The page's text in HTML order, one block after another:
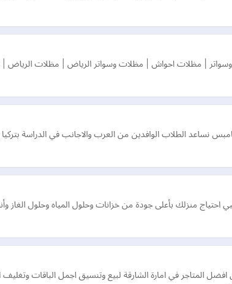
| مظلات احواش | مظلات وسواتر الرياض | مظلات
نساعد الطلاب الوافدين من العرب والاجانب في الدراسة
منزلك بأعلى جودة من خزانات وحلول المياه وحلول الغاز وأنظمة الري
افضل المتاجر في امارة الشارقة لبيع وتنسيق اجمل الباقات وتغليف